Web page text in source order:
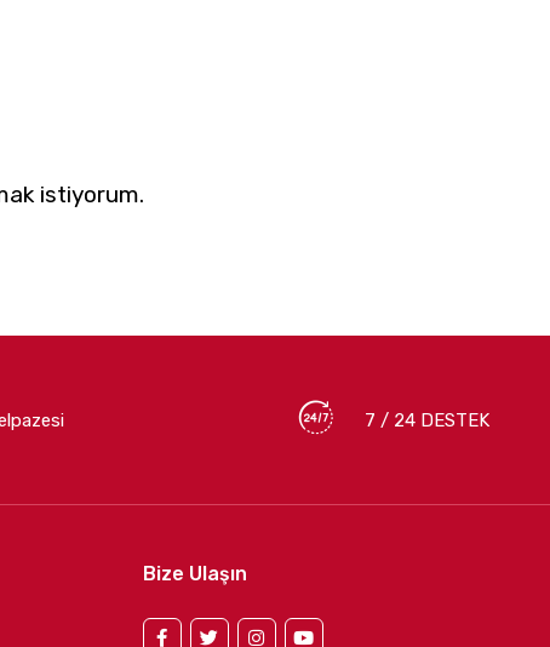
istiyorum.
7 / 24 DESTEK
Bize Ulaşın